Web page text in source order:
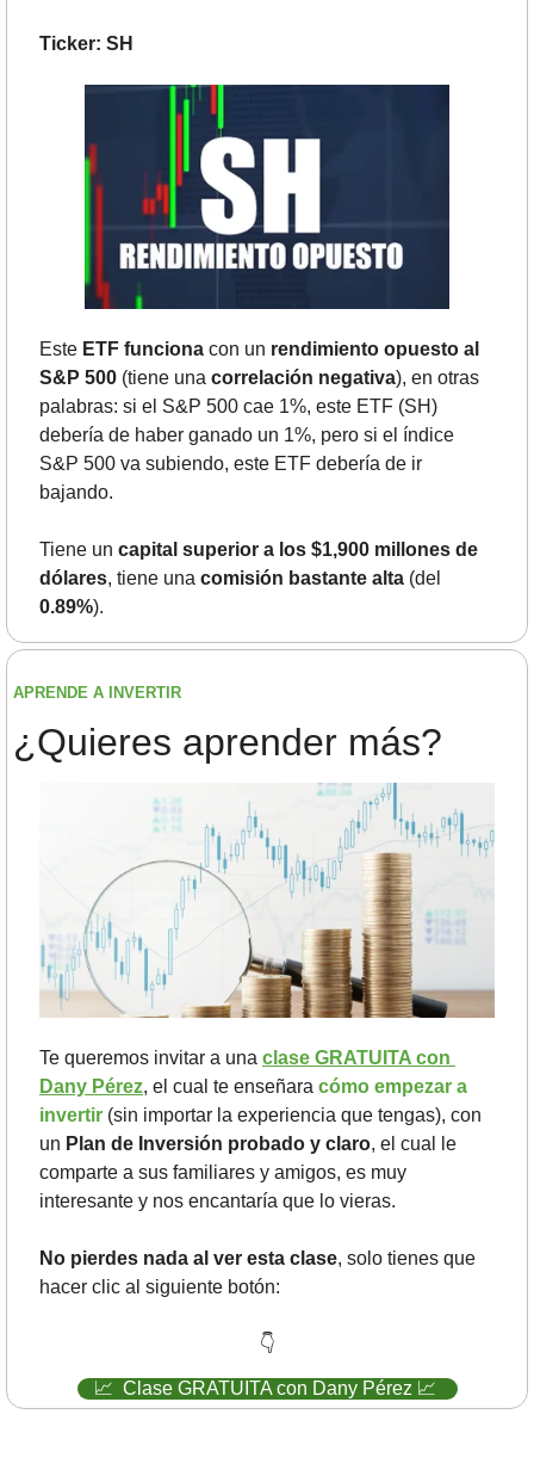
Ticker: SH
Este ETF funciona con un rendimiento opuesto al
S&P 500 (tiene una correlación negativa), en otras
palabras: si el S&P 500 cae 1%, este ETF (SH)
debería de haber ganado un 1%, pero si el índice
S&P 500 va subiendo, este ETF debería de ir
bajando.
Tiene un capital superior a los $1,900 millones de
dólares, tiene una comisión bastante alta
0.89%).
APRENDE A INVERTIR
¿Quieres aprender más?
Te queremos invitar a una clase GRATUITA con
Dany Pérez, el cual te enseñara cómo empezar a
invertir (sin importar la experiencia que tengas), con
un Plan de Inversión probado y claro, el cual le
comparte a sus familiares y amigos, es muy
interesante y nos encantaría que lo vieras.
No pierdes nada al ver esta clase, solo tienes que
hacer clic al siguiente botón:
👇
📈
  Clase GRATUITA con Dany Pérez
📈